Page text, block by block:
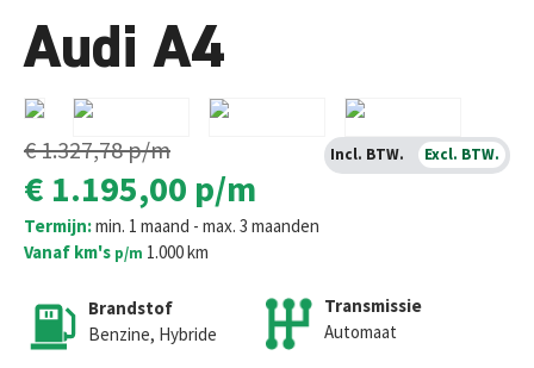
Audi A4
€ 1.327,78p/m
€ 1.195,00 p/m
Termijn:min. 1 maand - max. 3 maanden
Vanaf km's p/m 1.000 km
Brandstof
Benzine, Hybride
Transmissie
Automaat
Incl. BTW. Excl. BTW.